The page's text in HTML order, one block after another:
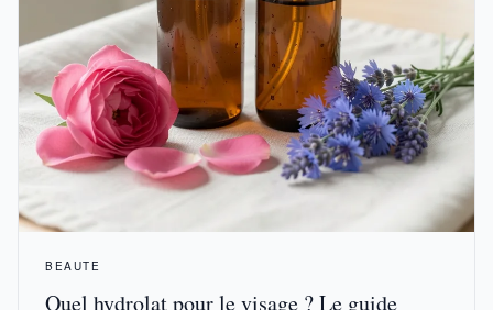
BEAUTE
Quel hydrolat pour le visage ? Le guide